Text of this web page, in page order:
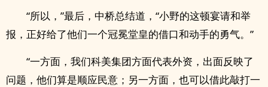
“所以，”最后，中桥总结道，“小野的这顿宴请和举
报，正好给了他们一个冠冕堂皇的借口和动手的勇气。”
“一方面，我们科美集团方面代表外资，出面反映了
问题，他们算是顺应民意；另一方面，也可以借此敲打一